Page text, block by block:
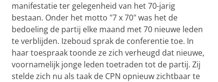
manifestatie ter gelegenheid van het 70-jarig
bestaan. Onder het motto "7 x 70" was het de
bedoeling de partij elke maand met 70 nieuwe leden
te verblijden. Izeboud sprak de conferentie toe. In
haar toespraak toonde ze zich verheugd dat nieuwe,
voornamelijk jonge leden toetraden tot de partij. Zij
stelde zich nu als taak de CPN opnieuw zichtbaar te